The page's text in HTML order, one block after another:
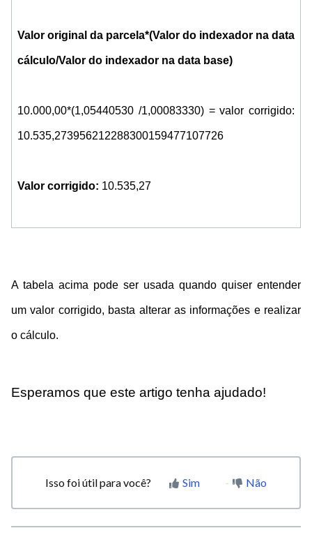
Valor original da parcela*(Valor do indexador na data
cálculo/Valor do indexador na data base)
10.000,00*(1,05440530 /1,00083330) = valor corrigido:
10.535,273956212288300159477107726
Valor corrigido: 10.535,27
A tabela acima pode ser usada quando quiser entender
um valor corrigido, basta alterar as informações e realizar
o cálculo.
Esperamos que este artigo tenha ajudado!
Isso foi útil para você? Sim Não